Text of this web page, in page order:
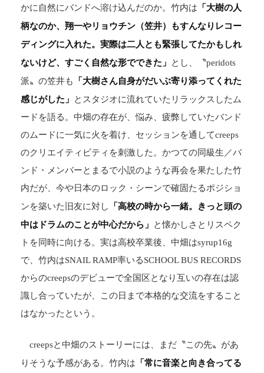
かに自然にバンドへ溶け込んだのか。竹内は
「大樹の人
柄なのか、翔一やリョウチン（笠井）もすんなりレコー
ディングに入れた。実際は二人とも緊張してたかもしれ
ないけど、すごく自然な形でできた」
とし、〝peridots
派〟の笠井も
「大樹さん自身がだいぶ寄り添ってくれた
感じがした」
とスタジオに流れていたリラックスしたム
ードを語る。中畑の存在が、悩み、疲弊していたバンド
のムードに一気に火を着け、セッションを通してcreeps
のクリエイティビティを刺激した。かつての同級生／バ
ンド・メンバーとまるで小説のような再会を果たした竹
内だが、今や日本のロック・シーンで確固たるポジショ
ンを築いた旧友に対し
「高校の時から一緒。きっと頭の
中はドラムのことが中心だから」
と懐かしさとリスペク
トを同時に向ける。実は高校卒業後、中畑はsyrup16g
で、竹内はSNAIL RAMP率いるSCHOOL BUS RECORDS
からのcreepsのデビューで全国区となり互いの存在は認
識し合っていたが、この日まで本格的な交流をすること
はなかったという。
creepsと中畑のストーリーには、まだ〝この先〟があ
りそうな予感がある。竹内は
「常に音楽と向き合ってる